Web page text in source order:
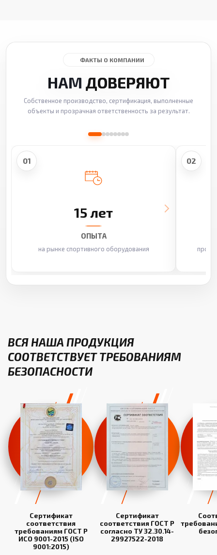
ФАКТЫ О КОМПАНИИ
НАМ ДОВЕРЯЮТ
Собственное производство, сертификация, выполненные
объекты и прозрачная ответственность за результат.
01
15 лет
ОПЫТА
на рынке спортивного оборудования
02
ВСЯ НАША ПРОДУКЦИЯ
СООТВЕТСТВУЕТ ТРЕБОВАНИЯМ
БЕЗОПАСНОСТИ
Сертификат
соответствия
требованиям ГОСТ Р
ИСО 9001-2015 (ISO
9001:2015)
Сертификат
соответствия ГОСТ Р
согласно ТУ 32.30.14-
29927522-2018